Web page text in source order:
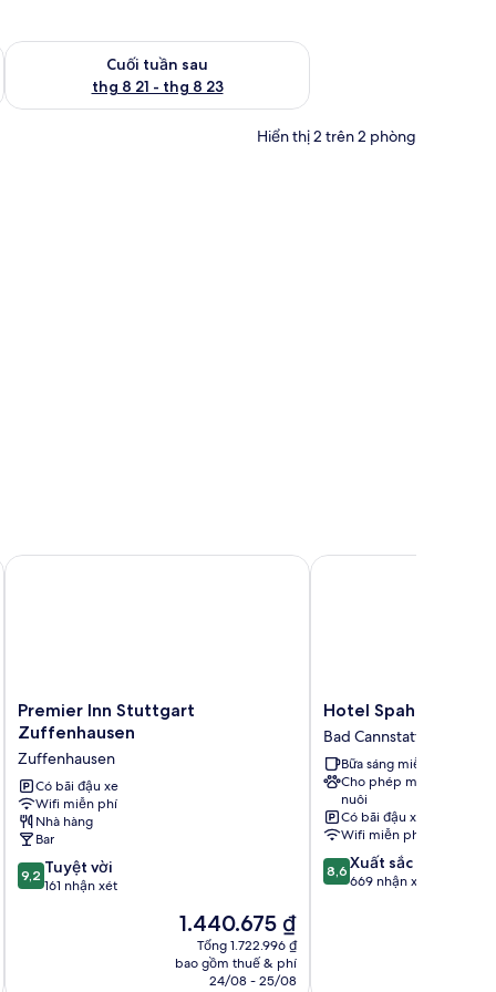
8 14 - thg 8 16
Cuối tuần sau
thg 8 21 - thg 8 23
Kiểm tra lượng phòng cuối tuần tới từ thg 8 21 - thg 8 23
Hiển thị 2 trên 2 phòng
cao cấp, chăn bông, bàn, màn/rèm cản sáng
Premier
Inn
Zuffenhausen
Zuffenhausen
Premier Inn Stuttgart
Zuffenhausen
Zuffenhausen
Có bãi đậu xe
Wifi miễn phí
Nhà hàng
Bar
9.2
trên
9,2 Tuyệt vời
161 nhận xét
Giá
hiện
tại
1.440.675 ₫
Tổng 1.722.996 ₫
bao gồm thuế & phí
24/08 - 25/08
Premier Inn Stuttgart Zuffenhausen
Hotel
Spahr
Bad
Cannstatt
Hotel Spahr
Bad Cannstatt
Bữa sáng miễn phí
Cho phép mang vật
nuôi
Có bãi đậu xe
Wifi miễn phí
8.6
trên
8,6 Xuất sắc
669 nhận xét
Hotel Spahr